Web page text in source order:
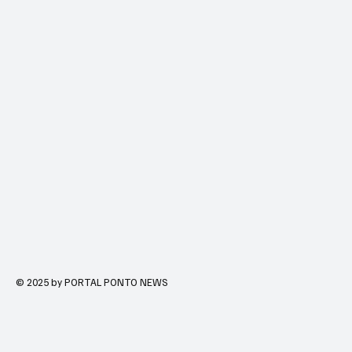
© 2025 by PORTAL PONTO NEWS